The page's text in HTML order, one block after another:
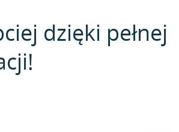
dzięki pełnej